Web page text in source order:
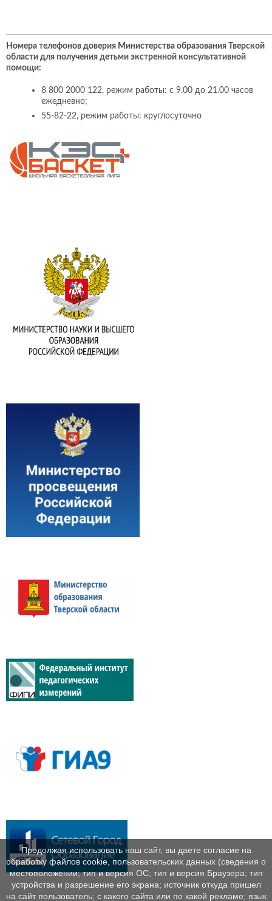
Номера телефонов доверия Министерства образования Тверской
области для получения детьми экстренной консультативной
помощи:
8 800 2000 122, режим работы: с 9.00 до 21.00 часов
ежедневно;
55-82-22, режим работы: круглосуточно
Продолжая использовать наш сайт, вы даете согласие на
обработку файлов cookie, пользовательских данных (сведения о
местоположении; тип и версия ОС; тип и версия Браузера; тип
устройства и разрешение его экрана; источник откуда пришел
на сайт пользователь; с какого сайта или по какой рекламе; язык